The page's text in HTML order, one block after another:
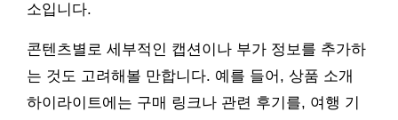
소입니다.
콘텐츠별로 세부적인 캡션이나 부가 정보를 추가하
는 것도 고려해볼 만합니다. 예를 들어, 상품 소개
하이라이트에는 구매 링크나 관련 후기를, 여행 기